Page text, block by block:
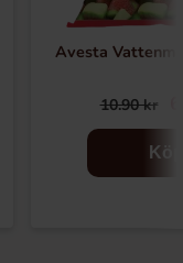
Avesta
10.90 kr
Köp